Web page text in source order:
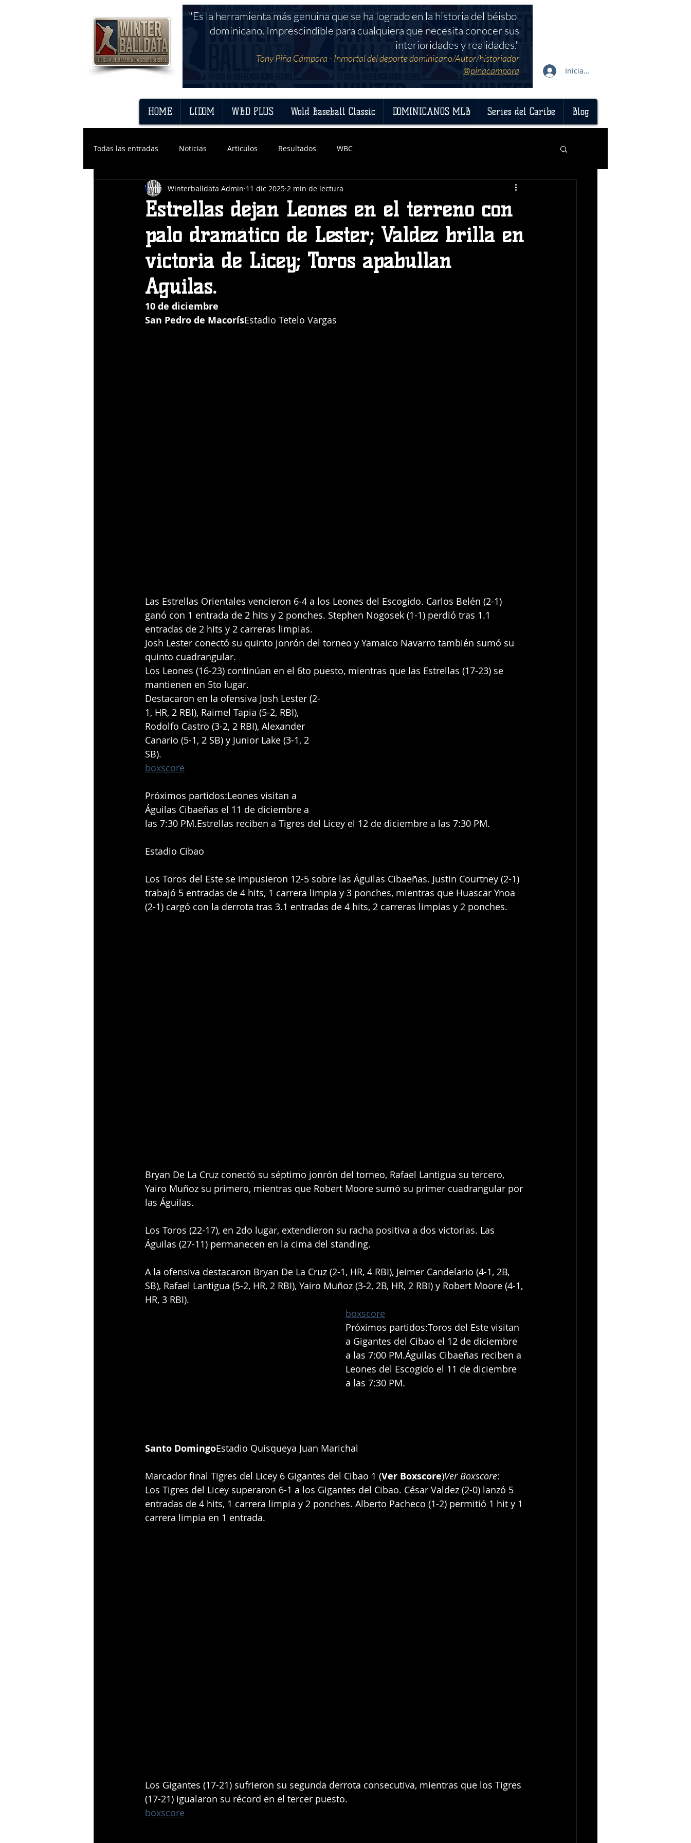
Iniciar sesión
HOME LIDOM WBD PLUS Wold Baseball Classic DOMINICANOS MLB Series del Caribe Blog
"Es la herramienta más genuina que se ha logrado en la historia del béisbol
dominicano. Imprescindible para cualquiera que necesita conocer sus
interioridades y realidades."
Tony Piña Cámpora - Inmortal del deporte dominicano/Autor/historiador
@pinacampora
Todas las entradas Noticias Articulos Resultados WBC
Estrellas dejan Leones en el terreno con
palo dramático de Lester; Valdez brilla en
victoria de Licey; Toros apabullan
Aguilas.
Winterballdata Admin 11 dic 2025 2 min de lectura
10 de diciembre
San Pedro de MacorísEstadio Tetelo Vargas
Las Estrellas Orientales vencieron 6-4 a los Leones del Escogido. Carlos Belén (2-1)
ganó con 1 entrada de 2 hits y 2 ponches. Stephen Nogosek (1-1) perdió tras 1.1
entradas de 2 hits y 2 carreras limpias.
Josh Lester conectó su quinto jonrón del torneo y Yamaico Navarro también sumó su
quinto cuadrangular.
Los Leones (16-23) continúan en el 6to puesto, mientras que las Estrellas (17-23) se
mantienen en 5to lugar.
Destacaron en la ofensiva Josh Lester (2-
1, HR, 2 RBI), Raimel Tapia (5-2, RBI),
Rodolfo Castro (3-2, 2 RBI), Alexander
Canario (5-1, 2 SB) y Junior Lake (3-1, 2
SB).
boxscore
Próximos partidos:Leones visitan a
Águilas Cibaeñas el 11 de diciembre a
las 7:30 PM.Estrellas reciben a Tigres del Licey el 12 de diciembre a las 7:30 PM.
Estadio Cibao
Los Toros del Este se impusieron 12-5 sobre las Águilas Cibaeñas. Justin Courtney (2-1)
trabajó 5 entradas de 4 hits, 1 carrera limpia y 3 ponches, mientras que Huascar Ynoa
(2-1) cargó con la derrota tras 3.1 entradas de 4 hits, 2 carreras limpias y 2 ponches.
Bryan De La Cruz conectó su séptimo jonrón del torneo, Rafael Lantigua su tercero,
Yairo Muñoz su primero, mientras que Robert Moore sumó su primer cuadrangular por
las Águilas.
Los Toros (22-17), en 2do lugar, extendieron su racha positiva a dos victorias. Las
Águilas (27-11) permanecen en la cima del standing.
A la ofensiva destacaron Bryan De La Cruz (2-1, HR, 4 RBI), Jeimer Candelario (4-1, 2B,
SB), Rafael Lantigua (5-2, HR, 2 RBI), Yairo Muñoz (3-2, 2B, HR, 2 RBI) y Robert Moore (4-1,
HR, 3 RBI).
boxscore
Próximos partidos:Toros del Este visitan
a Gigantes del Cibao el 12 de diciembre
a las 7:00 PM.Águilas Cibaeñas reciben a
Leones del Escogido el 11 de diciembre
a las 7:30 PM.
Santo DomingoEstadio Quisqueya Juan Marichal
Marcador final Tigres del Licey 6 Gigantes del Cibao 1 (Ver Boxscore)Ver Boxscore:
Los Tigres del Licey superaron 6-1 a los Gigantes del Cibao. César Valdez (2-0) lanzó 5
entradas de 4 hits, 1 carrera limpia y 2 ponches. Alberto Pacheco (1-2) permitió 1 hit y 1
carrera limpia en 1 entrada.
Los Gigantes (17-21) sufrieron su segunda derrota consecutiva, mientras que los Tigres
(17-21) igualaron su récord en el tercer puesto.
boxscore